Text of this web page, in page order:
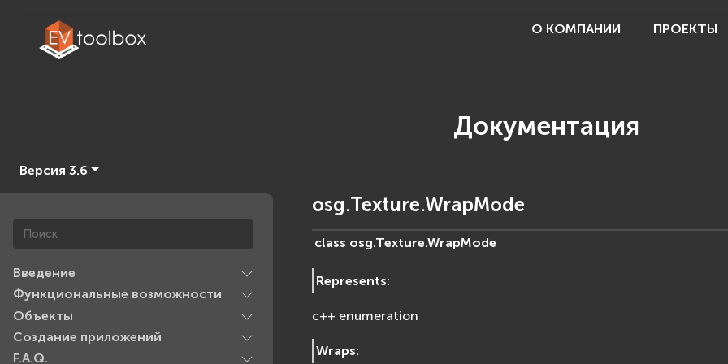
О КОМПАНИИ ПРОЕКТЫ
Документация
Версия 3.6
Введение
Функциональные возможности
Объекты
Создание приложений
F.A.Q.
osg.Texture.WrapMode
class osg.Texture.WrapMode
Represents:
c++ enumeration
Wraps: